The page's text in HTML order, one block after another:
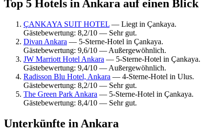
Top 5 Hotels in Ankara auf einen Blick
ÇANKAYA SUIT HOTEL — Liegt in Çankaya.
Gästebewertung: 8,2/10 — Sehr gut.
Divan Ankara — 5-Sterne-Hotel in Çankaya.
Gästebewertung: 9,6/10 — Außergewöhnlich.
JW Marriott Hotel Ankara — 5-Sterne-Hotel in Çankaya.
Gästebewertung: 9,4/10 — Außergewöhnlich.
Radisson Blu Hotel, Ankara — 4-Sterne-Hotel in Ulus.
Gästebewertung: 8,2/10 — Sehr gut.
The Green Park Ankara — 5-Sterne-Hotel in Çankaya.
Gästebewertung: 8,4/10 — Sehr gut.
Unterkünfte in Ankara